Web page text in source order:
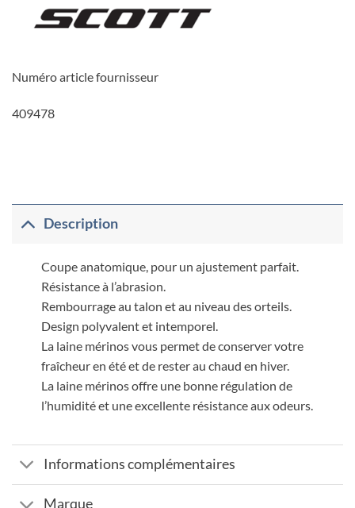
Numéro article fournisseur
409478
Description
Coupe anatomique, pour un ajustement parfait.
Résistance à l’abrasion.
Rembourrage au talon et au niveau des orteils.
Design polyvalent et intemporel.
La laine mérinos vous permet de conserver votre
fraîcheur en été et de rester au chaud en hiver.
La laine mérinos offre une bonne régulation de
l’humidité et une excellente résistance aux odeurs.
Informations complémentaires
Marque